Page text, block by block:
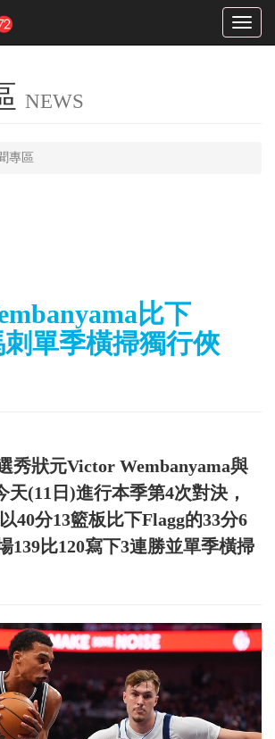
Toggle
NEWS
專區
比下
單季橫掃獨行俠
秀狀元Victor Wembanyama與
天(11日)進行本季第4次對決，
40分13籃板比下Flagg的33分6
139比120寫下3連勝並單季橫掃